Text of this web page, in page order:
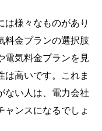
は様々なものがあり
料金プランの選択肢
電気料金プランを見
高いです。これま
ない人は、電力会社
ャンスになるでしょ